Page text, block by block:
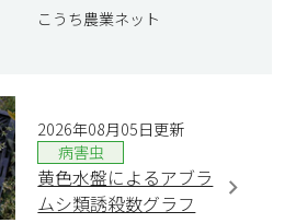
こうち農業ネット
2026年08月05日更新
病害虫
黄色水盤によるアブラ
ムシ類誘殺数グラフ